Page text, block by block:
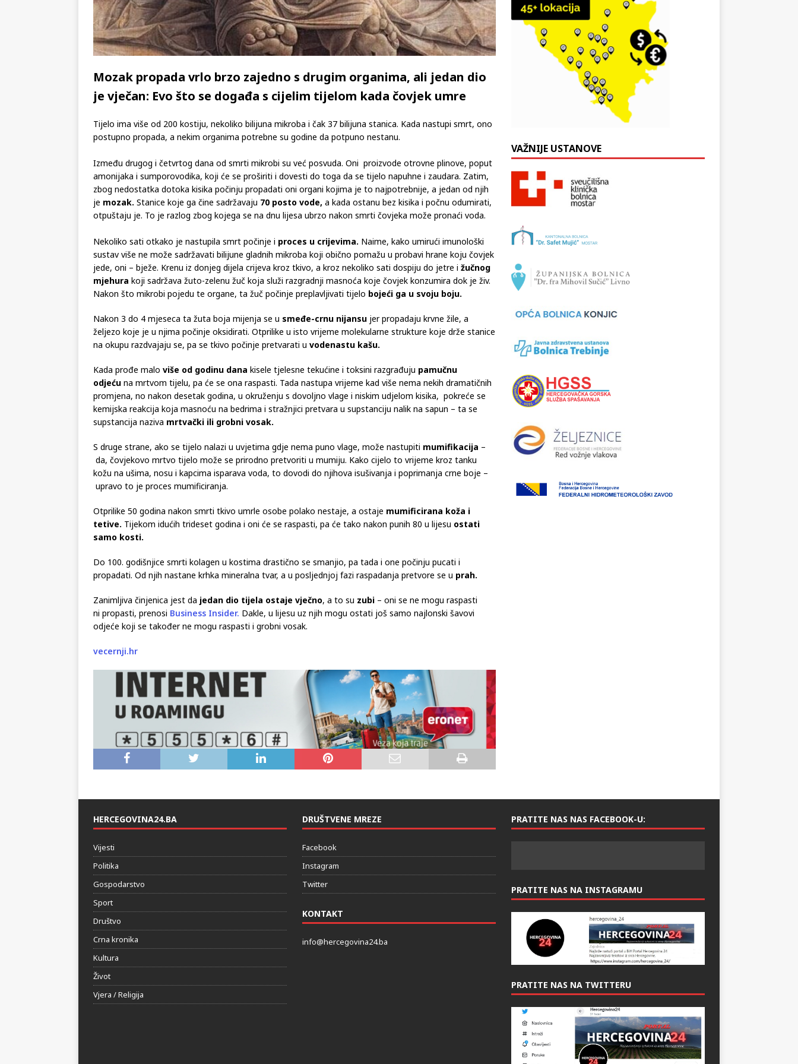
Mozak propada vrlo brzo zajedno s drugim organima, ali jedan dio
je vječan: Evo što se događa s cijelim tijelom kada čovjek umre
Tijelo ima više od 200 kostiju, nekoliko bilijuna mikroba i čak 37 bilijuna stanica. Kada nastupi smrt, ono
postupno propada, a nekim organima potrebne su godine da potpuno nestanu.
Između drugog i četvrtog dana od smrti mikrobi su već posvuda. Oni proizvode otrovne plinove, poput
amonijaka i sumporovodika, koji će se proširiti i dovesti do toga da se tijelo napuhne i zaudara. Zatim,
zbog nedostatka dotoka kisika počinju propadati oni organi kojima je to najpotrebnije, a jedan od njih
je mozak. Stanice koje ga čine sadržavaju 70 posto vode, a kada ostanu bez kisika i počnu odumirati,
otpuštaju je. To je razlog zbog kojega se na dnu lijesa ubrzo nakon smrti čovjeka može pronaći voda.
Nekoliko sati otkako je nastupila smrt počinje i proces u crijevima. Naime, kako umirući imunološki
sustav više ne može sadržavati bilijune gladnih mikroba koji obično pomažu u probavi hrane koju čovjek
jede, oni – bježe. Krenu iz donjeg dijela crijeva kroz tkivo, a kroz nekoliko sati dospiju do jetre i žučnog
mjehura koji sadržava žuto-zelenu žuč koja služi razgradnji masnoća koje čovjek konzumira dok je živ.
Nakon što mikrobi pojedu te organe, ta žuč počinje preplavljivati ​​tijelo bojeći ga u svoju boju.
Nakon 3 do 4 mjeseca ta žuta boja mijenja se u smeđe-crnu nijansu jer propadaju krvne žile, a
željezo koje je u njima počinje oksidirati. Otprilike u isto vrijeme molekularne strukture koje drže stanice
na okupu razdvajaju se, pa se tkivo počinje pretvarati u vodenastu kašu.
Kada prođe malo više od godinu dana kisele tjelesne tekućine i toksini razgrađuju pamučnu
odjeću na mrtvom tijelu, pa će se ona raspasti. Tada nastupa vrijeme kad više nema nekih dramatičnih
promjena, no nakon desetak godina, u okruženju s dovoljno vlage i niskim udjelom kisika, pokreće se
kemijska reakcija koja masnoću na bedrima i stražnjici pretvara u supstanciju nalik na sapun – ta se
supstancija naziva mrtvački ili grobni vosak.
S druge strane, ako se tijelo nalazi u uvjetima gdje nema puno vlage, može nastupiti mumifikacija –
da, čovjekovo mrtvo tijelo može se prirodno pretvoriti u mumiju. Kako cijelo to vrijeme kroz tanku
kožu na ušima, nosu i kapcima isparava voda, to dovodi do njihova isušivanja i poprimanja crne boje –
upravo to je proces mumificiranja.
Otprilike 50 godina nakon smrti tkivo umrle osobe polako nestaje, a ostaje mumificirana koža i
tetive. Tijekom idućih trideset godina i oni će se raspasti, pa će tako nakon punih 80 u lijesu ostati
samo kosti.
Do 100. godišnjice smrti kolagen u kostima drastično se smanjio, pa tada i one počinju pucati i
propadati. Od njih nastane krhka mineralna tvar, a u posljednjoj fazi raspadanja pretvore se u prah.
Zanimljiva činjenica jest da jedan dio tijela ostaje vječno, a to su zubi – oni se ne mogu raspasti
ni propasti, prenosi Business Insider. Dakle, u lijesu uz njih mogu ostati još samo najlonski šavovi
odjeće koji se također ne mogu raspasti i grobni vosak.
vecernji.hr
VAŽNIJE USTANOVE
HERCEGOVINA24.BA
Vijesti
Politika
Gospodarstvo
Sport
Društvo
Crna kronika
Kultura
Život
Vjera / Religija
DRUŠTVENE MREZE
Facebook
Instagram
Twitter
KONTAKT
info@hercegovina24.ba
PRATITE NAS NAS FACEBOOK-U:
PRATITE NAS NA INSTAGRAMU
PRATITE NAS NA TWITTERU